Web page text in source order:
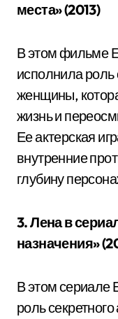
места» (2013)
В этом фильме
исполнила
женщины,
жизнь и
Ее актерская
внутренние
глубину
3. Лена в
назначения»
В этом сериале
роль